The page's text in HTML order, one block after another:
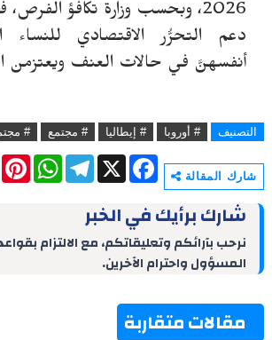
2026، وبحسب وزارة تكافؤ
دعم التحرُّر الاقتصادي للنساء
أنفسهنَّ في حالات العنف ويعتزمن
التصنيف # أوروبا # إيطاليا # مجتمع #
شارك المقالة
P
e
W
h
p
T
e
g
a
X
F
a
b
o
k
شارك برأيك في الخبر
نرحب بآرائكم وتعليقاتكم، مع الالتزام
المسؤول واحترام الآخرين.
مقالات متقاربة